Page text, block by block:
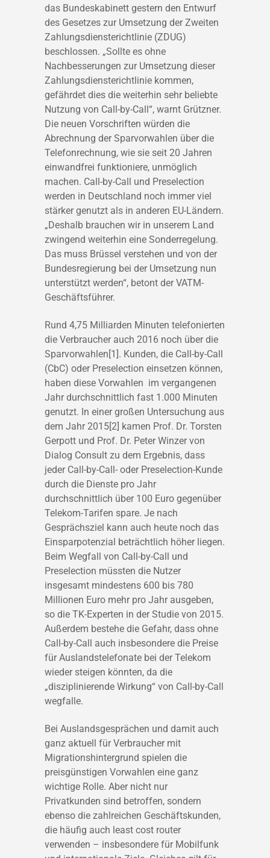
das Bundeskabinett gestern den Entwurf
des Gesetzes zur Umsetzung der Zweiten
Zahlungsdiensterichtlinie (ZDUG)
beschlossen. „Sollte es ohne
Nachbesserungen zur Umsetzung dieser
Zahlungsdiensterichtlinie kommen,
gefährdet dies die weiterhin sehr beliebte
Nutzung von Call-by-Call“, warnt Grützner.
Die neuen Vorschriften würden die
Abrechnung der Sparvorwahlen über die
Telefonrechnung, wie sie seit 20 Jahren
einwandfrei funktioniere, unmöglich
machen. Call-by-Call und Preselection
werden in Deutschland noch immer viel
stärker genutzt als in anderen EU-Ländern.
„Deshalb brauchen wir in unserem Land
zwingend weiterhin eine Sonderregelung.
Das muss Brüssel verstehen und von der
Bundesregierung bei der Umsetzung nun
unterstützt werden“, betont der VATM-
Geschäftsführer.
Rund 4,75 Milliarden Minuten telefonierten
die Verbraucher auch 2016 noch über die
Sparvorwahlen[1]. Kunden, die Call-by-Call
(CbC) oder Preselection einsetzen können,
haben diese Vorwahlen im vergangenen
Jahr durchschnittlich fast 1.000 Minuten
genutzt. In einer großen Untersuchung aus
dem Jahr 2015[2] kamen Prof. Dr. Torsten
Gerpott und Prof. Dr. Peter Winzer von
Dialog Consult zu dem Ergebnis, dass
jeder Call-by-Call- oder Preselection-Kunde
durch die Dienste pro Jahr
durchschnittlich über 100 Euro gegenüber
Telekom-Tarifen spare. Je nach
Gesprächsziel kann auch heute noch das
Einsparpotenzial beträchtlich höher liegen.
Beim Wegfall von Call-by-Call und
Preselection müssten die Nutzer
insgesamt mindestens 600 bis 780
Millionen Euro mehr pro Jahr ausgeben,
so die TK-Experten in der Studie von 2015.
Außerdem bestehe die Gefahr, dass ohne
Call-by-Call auch insbesondere die Preise
für Auslandstelefonate bei der Telekom
wieder steigen könnten, da die
„disziplinierende Wirkung“ von Call-by-Call
wegfalle.
Bei Auslandsgesprächen und damit auch
ganz aktuell für Verbraucher mit
Migrationshintergrund spielen die
preisgünstigen Vorwahlen eine ganz
wichtige Rolle. Aber nicht nur
Privatkunden sind betroffen, sondern
ebenso die zahlreichen Geschäftskunden,
die häufig auch least cost router
verwenden – insbesondere für Mobilfunk